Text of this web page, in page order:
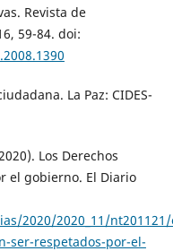
Revista de
59-84. doi:
La Paz: CIDES-
Los Derechos
el gobierno. El Diario
2020/2020_11/
ser-respetados-por-el-